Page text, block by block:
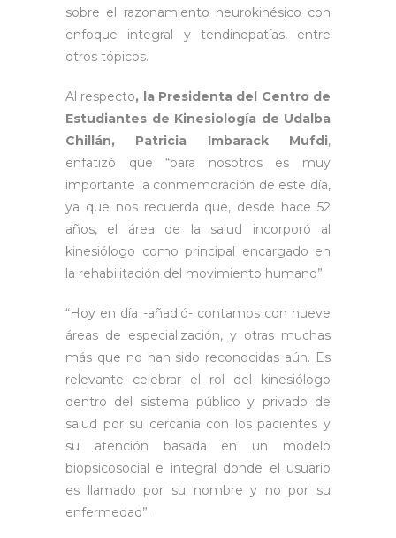
sobre el razonamiento neurokinésico con
enfoque integral y tendinopatías, entre
otros tópicos.
Al respecto, la Presidenta del Centro de
Estudiantes de Kinesiología de Udalba
Chillán, Patricia Imbarack Mufdi,
enfatizó que “para nosotros es muy
importante la conmemoración de este día,
ya que nos recuerda que, desde hace 52
años, el área de la salud incorporó al
kinesiólogo como principal encargado en
la rehabilitación del movimiento humano”.
“Hoy en día -añadió- contamos con nueve
áreas de especialización, y otras muchas
más que no han sido reconocidas aún. Es
relevante celebrar el rol del kinesiólogo
dentro del sistema público y privado de
salud por su cercanía con los pacientes y
su atención basada en un modelo
biopsicosocial e integral donde el usuario
es llamado por su nombre y no por su
enfermedad”.